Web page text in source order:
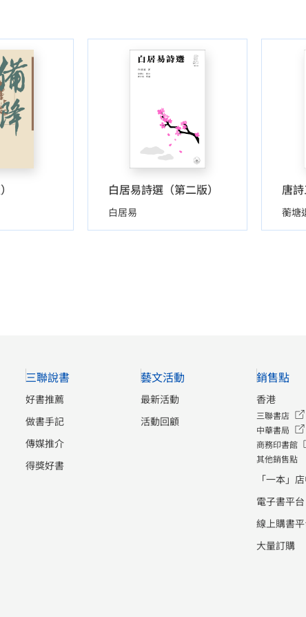
白居易詩選（第二版）
白居易 蘅塘
三聯說書
好書推薦
做書手記
傳媒推介
得獎好書
藝文活動
最新活動
活動回顧
銷售點
香港
三聯書店
中華書局
商務印書館
其他銷售點
「一本」
電子書平台
線上購書
大量訂購